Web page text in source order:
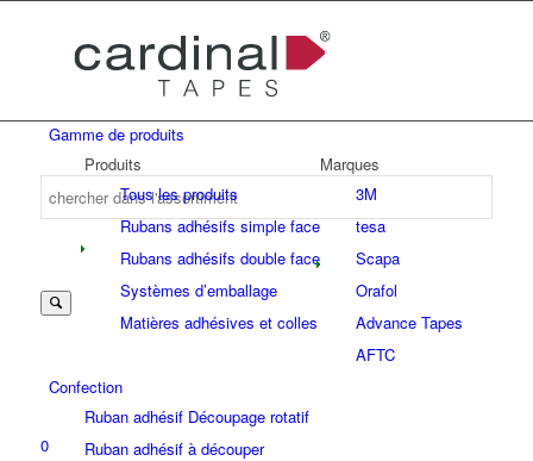
0
Gamme de produits
Produits
Tous les produits
Rubans adhésifs simple face
Rubans adhésifs double face
Systèmes d’emballage
Matières adhésives et colles
Marques
3M
tesa
Scapa
Orafol
Advance Tapes
AFTC
Confection
Ruban adhésif Découpage rotatif
Ruban adhésif à découper